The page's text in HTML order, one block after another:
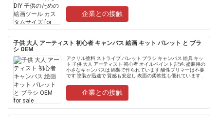
企業との接触
子供 大人 アーティスト 初心者 キャンバス 絵画 キット パレット と ブラ
シ OEM
アクリル塗料 ストライプ パレット ブラシ キャンバス 絵具 キッ
ト 子供 大人 アーティスト 初心者 オイルペイント 記述: 塗装用の
小さなキャンバスは 綿製で作られています 酸性プリマーは不要
です 塗装が迅速で 質感も安定し 表面の柔軟性も優れています滑
企業との接触